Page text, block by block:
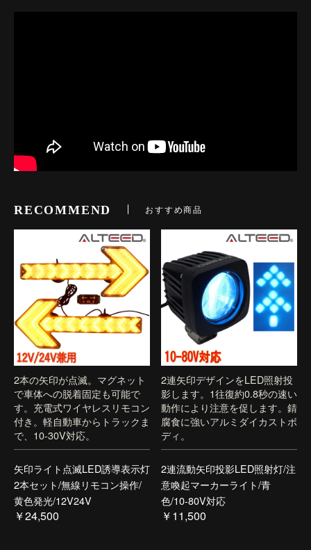
RECOMMEND おすすめ商品
2本の矢印が点滅。マグネット
で車体への脱着固定も可能で
す。充電式ワイヤレスリモコン
付き。軽自動車からトラックま
で、10-30V対応。
矢印ライト点滅LED誘導表示灯
2本セット/無線リモコン操作/
黄色発光/12V24V
￥24,500
2連矢印デザインをLED照射投
影します。1往復約0.8秒の速い
動作により注意を促します。錆
腐食に強いアルミダイカストボ
ディ。
2連流動矢印投影LED照射灯/注
意喚起マーカーライト/青
色/10-80V対応
￥11,500